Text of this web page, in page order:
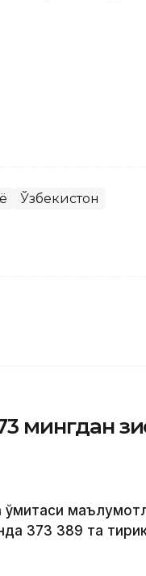
Ўзбекистон
мингдан
373 389 та